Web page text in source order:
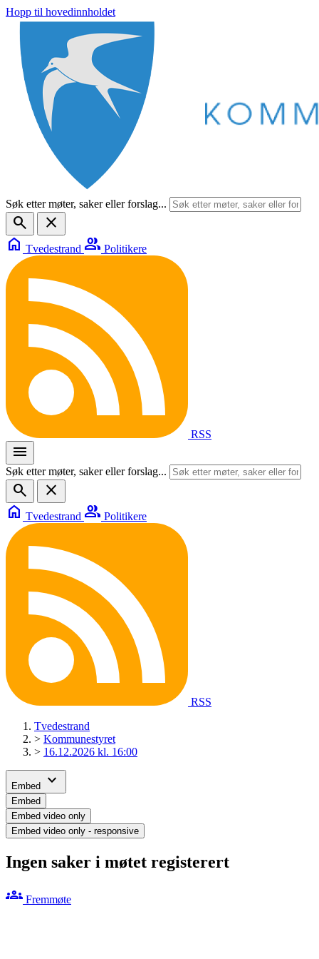
Hopp til hovedinnholdet
Søk etter møter, saker eller forslag...
search
close
home Tvedestrand group Politikere
RSS
menu
Søk etter møter, saker eller forslag...
search
close
home Tvedestrand group Politikere
RSS
Tvedestrand
> Kommunestyret
> 16.12.2026 kl. 16:00
Embed expand_more
Embed
Embed video only
Embed video only - responsive
Ingen saker i møtet registerert
groups Fremmøte